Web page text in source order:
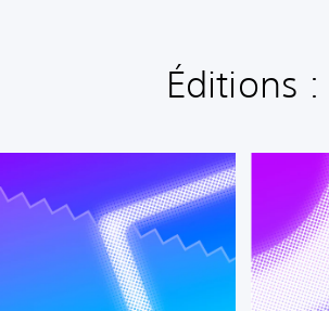
Éditions :
t
a
l